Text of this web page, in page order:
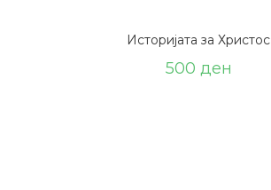
Историјата за Христос
500 ден